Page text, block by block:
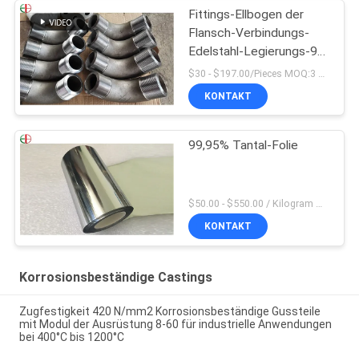
Fittings-Ellbogen der
Flansch-Verbindungs-
Edelstahl-Legierungs-90
des Grad-1,4418
KONTAKT
99,95% Tantal-Folie
$50.00 - $550.00 / Kilogram MOQ:2 Kilogramm
KONTAKT
Korrosionsbeständige Castings
Zugfestigkeit 420 N/mm2 Korrosionsbeständige Gussteile
mit Modul der Ausrüstung 8-60 für industrielle Anwendungen
bei 400°C bis 1200°C